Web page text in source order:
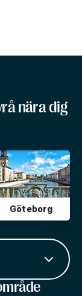
nära dig
Göteborg